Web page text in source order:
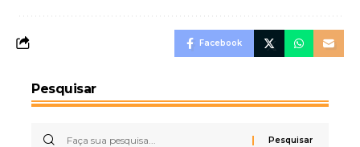
Facebook
Pesquisar